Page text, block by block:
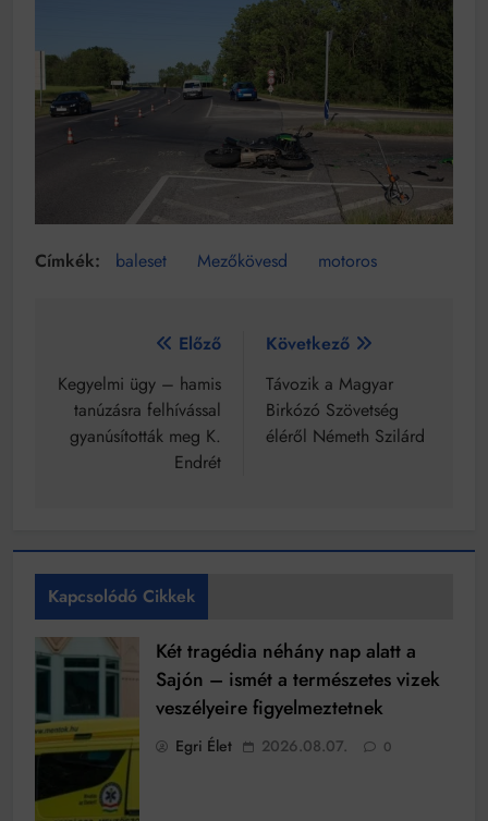
baleset Mezőkövesd motoros
Bejegyzés
navigáció
Előző
Kegyelmi ügy – hamis
tanúzásra felhívással
gyanúsították meg K.
Endrét
Következő
Távozik a Magyar
Birkózó Szövetség
éléről Németh Szilárd
Kapcsolódó Cikkek
Két tragédia néhány nap alatt a
Sajón – ismét a természetes vizek
veszélyeire figyelmeztetnek
Egri Élet 2026.08.07. 0